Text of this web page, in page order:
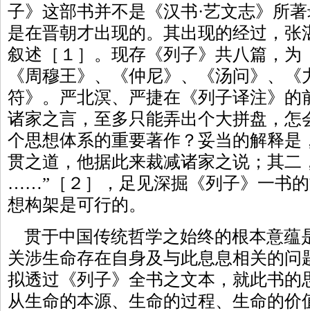
子》这部书并不是《汉书·艺文志》所
是在晋朝才出现的。其出现的经过，张
叙述［１］。现存《列子》共八篇，为
《周穆王》、《仲尼》、《汤问》、
符》。严北溟、严捷在《列子译注》的
诸家之言，至多只能弄出个大拼盘，怎
个思想体系的重要著作？妥当的解释是
贯之道，他据此来裁减诸家之说；其二
……”［２］，足见深掘《列子》一书
想构架是可行的。
贯于中国传统哲学之始终的根本意蕴
关涉生命存在自身及与此息息相关的
拟透过《列子》全书之文本，就此书的
从生命的本源、生命的过程、生命的